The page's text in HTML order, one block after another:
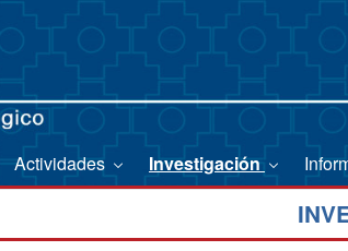
Actividades Investigación